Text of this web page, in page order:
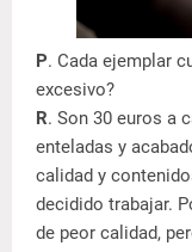
P. Cada ejemplar
excesivo?
R. Son 30 euros a
enteladas y
calidad y
decidido trabajar.
de peor calidad,